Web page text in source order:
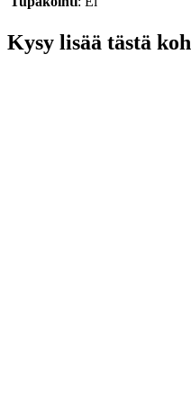
Kysy lisää tästä